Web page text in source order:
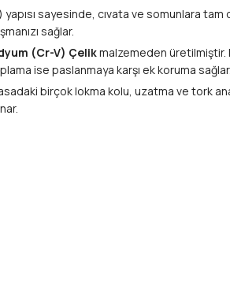
sayesinde, cıvata ve somunlara
sağlar.
(Cr-V) Çelikmalzemeden üretilmiştir.
ise paslanmaya karşı ek koruma sağlar.
birçok lokma kolu, uzatma ve tork